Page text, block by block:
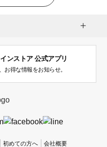
ンストア 公式アプリ
お得な情報をお知らせ。
初めての方へ 会社概要